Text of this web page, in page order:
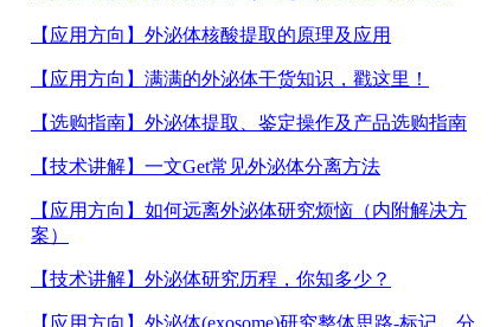
【应用方向】 外泌体核酸提取的原理及应用
【应用方向】 满满的外泌体干货知识，戳这里！
【选购指南】 外泌体提取、鉴定操作及产品选购指南
【技术讲解】 一文Get常见外泌体分离方法
【应用方向】 如何远离外泌体研究烦恼（内附解决方
案）
【技术讲解】 外泌体研究历程，你知多少？
【应用方向】 外泌体(exosome)研究整体思路-标记、分